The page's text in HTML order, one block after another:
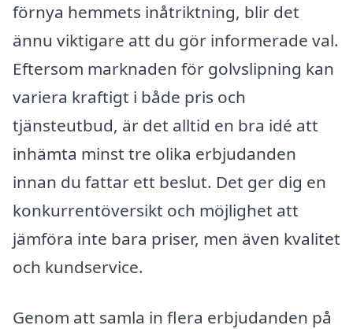
förnya hemmets inåtriktning, blir det
ännu viktigare att du gör informerade val.
Eftersom marknaden för golvslipning kan
variera kraftigt i både pris och
tjänsteutbud, är det alltid en bra idé att
inhämta minst tre olika erbjudanden
innan du fattar ett beslut. Det ger dig en
konkurrentöversikt och möjlighet att
jämföra inte bara priser, men även kvalitet
och kundservice.
Genom att samla in flera erbjudanden på